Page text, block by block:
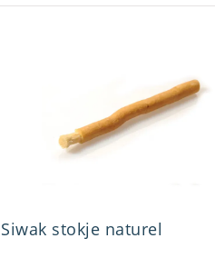
Siwak stokje naturel